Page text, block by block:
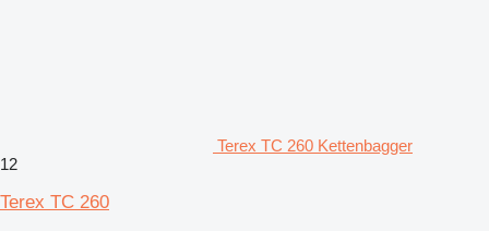
Terex TC 260 Kettenbagger
12
Terex TC 260